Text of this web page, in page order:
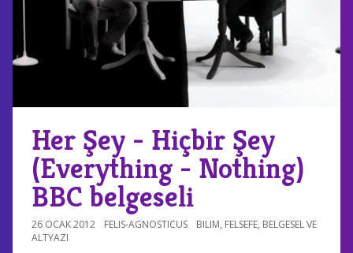
Her Şey - Hiçbir Şey
(Everything - Nothing)
BBC belgeseli
26 OCAK 2012 FELIS-AGNOSTICUS BILIM, FELSEFE, BELGESEL VE
ALTYAZI